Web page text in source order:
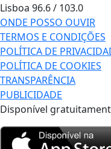
Lisboa 96.6 / 103.0
ONDE POSSO OUVIR
TERMOS E CONDIÇÕES
POLÍTICA DE
POLÍTICA DE COOKIES
TRANSPARÊNCIA
PUBLICIDADE
Disponível